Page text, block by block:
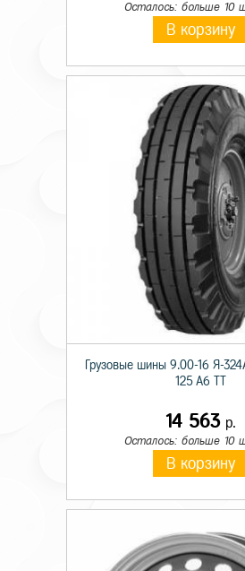
Осталось: больше 10
В корзину
Грузовые шины 9.00-16 Я-
125 A6 TT
14 563р.
Осталось: больше 10
В корзину